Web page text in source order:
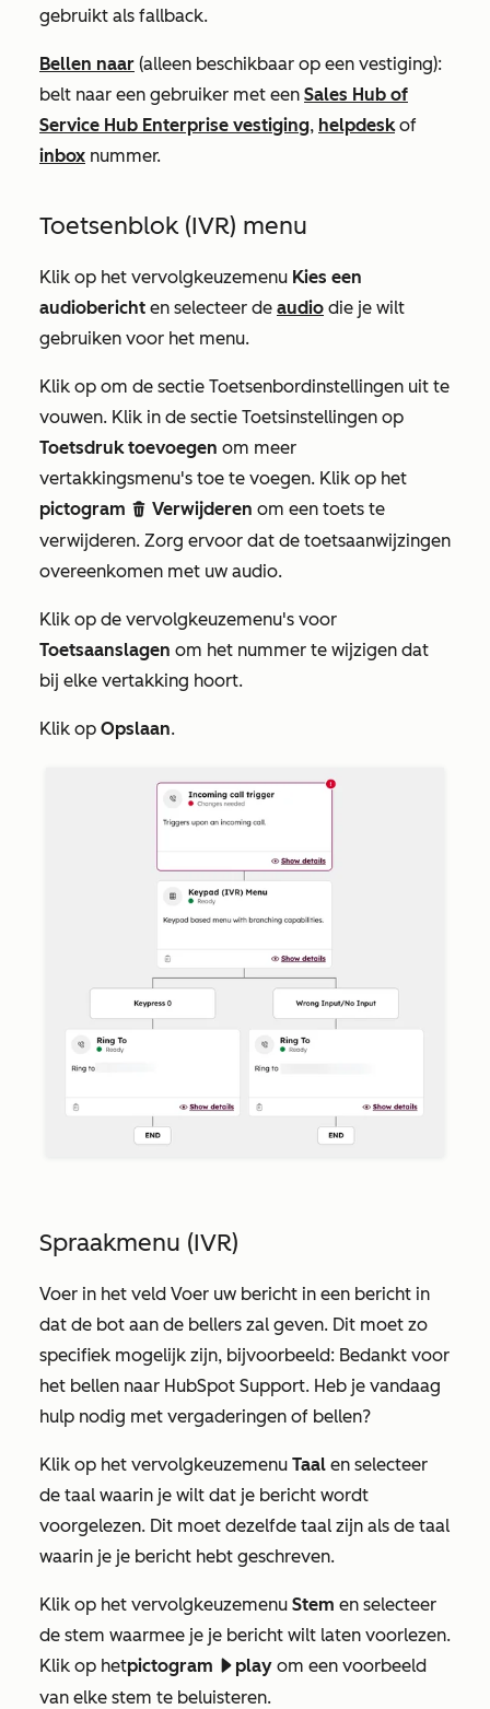
gebruikt als fallback.
Bellen naar (alleen beschikbaar op een vestiging):
belt naar een gebruiker met een Sales Hub of
Service Hub Enterprise vestiging, helpdeskof
inbox nummer.
Toetsenblok (IVR) menu
Klik op het vervolgkeuzemenu Kies een
audiobericht en selecteer de audio die je wilt
gebruiken voor het menu.
Klik op om de sectie Toetsenbordinstellingen uit te
vouwen. Klik in de sectie Toetsinstellingen op
Toetsdruk toevoegen om meer
vertakkingsmenu's toe te voegen. Klik op het
pictogram delete Verwijderen om een toets te
verwijderen. Zorg ervoor dat de toetsaanwijzingen
overeenkomen met uw audio.
Klik op de vervolgkeuzemenu's voor
Toetsaanslagen om het nummer te wijzigen dat
bij elke vertakking hoort.
Klik op Opslaan.
Spraakmenu (IVR)
Voer in het veld Voer uw bericht in een bericht in
dat de bot aan de bellers zal geven. Dit moet zo
specifiek mogelijk zijn, bijvoorbeeld: Bedankt voor
het bellen naar HubSpot Support. Heb je vandaag
hulp nodig met vergaderingen of bellen?
Klik op het vervolgkeuzemenu Taal en selecteer
de taal waarin je wilt dat je bericht wordt
voorgelezen. Dit moet dezelfde taal zijn als de taal
waarin je je bericht hebt geschreven.
Klik op het vervolgkeuzemenu Stem en selecteer
de stem waarmee je je bericht wilt laten voorlezen.
Klik op hetpictogram playerPlay play om een voorbeeld
van elke stem te beluisteren.